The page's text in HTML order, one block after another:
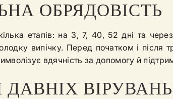
ОБРЯДОВІСТЬ
етапів: на 3, 7, 40, 52 дні та
випічку. Перед початком і
вдячність за допомогу й
ВІРУВАНЬ